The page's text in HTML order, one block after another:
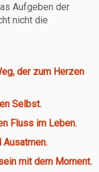
Aufgeben der
nicht die
der zum Herzen
Selbst.
Fluss im Leben.
Ausatmen.
mit dem Moment.